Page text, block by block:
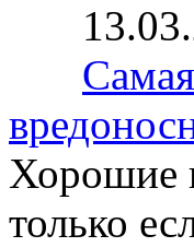
Хорошие
только